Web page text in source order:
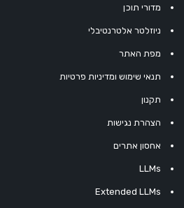
מדורי תוכן
ניוזלטר אלטרנטיבלי
מפת האתר
תנאי שימוש ומדיניות פרטיות
תקנון
הצהרת נגישות
אחסון אתרים
LLMs
Extended LLMs